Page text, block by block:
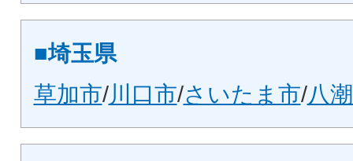
■埼玉県
草加市/川口市/さいたま市/八